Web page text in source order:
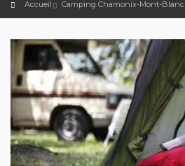
Accueil Camping Chamonix-Mont-Blanc